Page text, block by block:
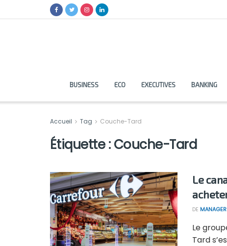
BUSINESS ECO EXECUTIVES BANKING
Accueil Tag Couche-Tard
Étiquette :Couche-Tard
Le
DE
Le
Tard